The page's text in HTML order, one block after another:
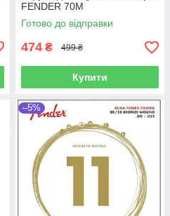
FENDER 70M
Готово до відправки
474 ₴ 499 ₴
Купити
–5%